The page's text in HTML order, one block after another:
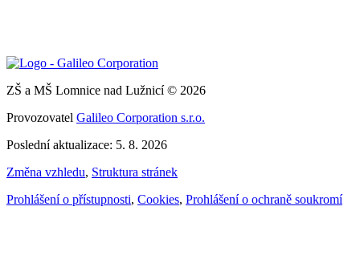
ZŠ a MŠ Lomnice nad Lužnicí © 2026
Provozovatel Galileo Corporation s.r.o.
Poslední aktualizace: 5. 8. 2026
Změna vzhledu, Struktura stránek
Prohlášení o přístupnosti, Cookies, Prohlášení o ochraně soukromí